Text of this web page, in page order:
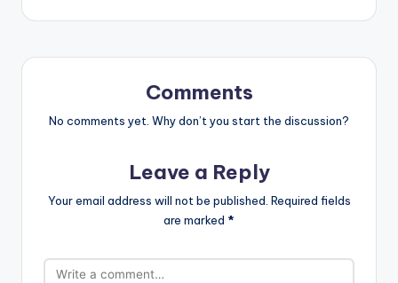
Comments
No comments yet. Why don’t you start the discussion?
Leave a Reply
Your email address will not be published. Required fields
are marked *